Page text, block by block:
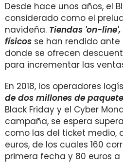
Desde hace unos años, el
considerado como el
navideña. Tiendas 'on-
físicos se han rendido
donde se ofrecen
para incrementar las
En 2018, los operadores
de dos millones de
Black Friday y el Cyber
campaña, se espera
como las del ticket medio,
euros, de los cuales 160
primera fecha y 80 euros a